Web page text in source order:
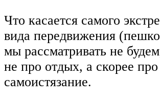
Что касается самого
вида передвижения
мы рассматривать не
не про отдых, а скорее про
самоистязание.